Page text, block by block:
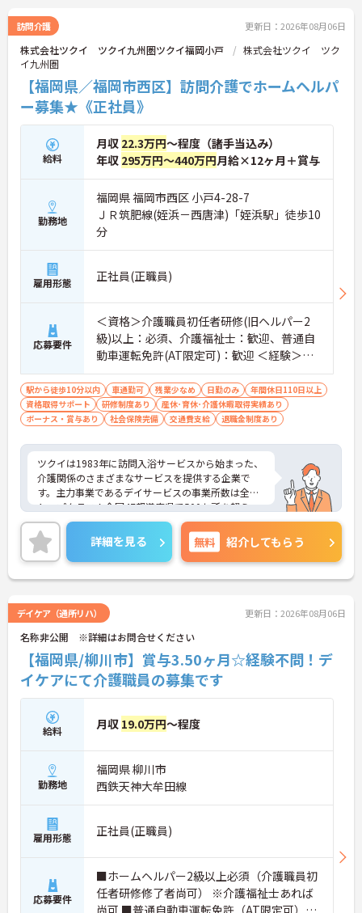
訪問介護 更新日：2026年08月06日
株式会社ツクイ ツクイ九州圏ツクイ福岡小戸
株式会社ツクイ ツク
イ九州圏
【福岡県／福岡市西区】訪問介護でホームヘルパ
ー募集★《正社員》
給料
月収 22.3万円～程度（諸手当込み）
年収 295万円～440万円月給×12ヶ月＋賞与
勤務地
福岡県 福岡市西区 小戸4-28-7
ＪＲ筑肥線(姪浜－西唐津)「姪浜駅」徒歩10
分
雇用形態 正社員(正職員)
応募要件
＜資格＞介護職員初任者研修(旧ヘルパー2
級)以上：必須、介護福祉士：歓迎、普通自
動車運転免許(AT限定可)：歓迎 ＜経験＞不
問
駅から徒歩10分以内 車通勤可 残業少なめ 日勤のみ
年間休日110日以上
資格取得サポート
研修制度あり
産休･育休･介護休暇取得実績あり
ボーナス・賞与あり
社会保険完備 交通費支給 退職金制度あり
ツクイは1983年に訪問入浴サービスから始まった、
介護関係のさまざまなサービスを提供する企業で
す。主力事業であるデイサービスの事業所数は全国
トップクラス！全国47都道府県で500か所を超え、
お客様が住み慣れた地域で自分らしく最期まで暮ら
すことができるよう活動を行っています。また、福
利厚生の充実・活用に力を入れる企業として福利厚
生表彰・認証制度である「ハタラクエール」に2021
年に認証されています。
詳細を見る 無料 紹介してもらう
デイケア（通所リハ） 更新日：2026年08月06日
名称非公開 ※詳細はお問合せください
【福岡県/柳川市】賞与3.50ヶ月☆経験不問！デ
イケアにて介護職員の募集です
給料 月収 19.0万円～程度
勤務地
福岡県 柳川市
西鉄天神大牟田線
雇用形態 正社員(正職員)
応募要件
■ホームヘルパー2級以上必須（介護職員初
任者研修修了者尚可） ※介護福祉士あれば
尚可 ■普通自動車運転免許（AT限定可）必